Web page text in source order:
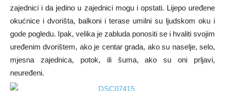
zajednici i da jedino u zajednici mogu i opstati. Lijepo uređene
okućnice i dvorišta, balkoni i terase umilni su ljudskom oku i
gode pogledu. Ipak, velika je zabluda ponositi se i hvaliti svojim
uređenim dvorištem, ako je centar grada, ako su naselje, selo,
mjesna zajednica, potok, ili šuma, ako su oni prljavi,
neuređeni.